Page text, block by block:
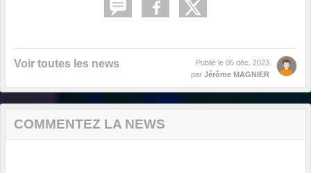
Voir toutes les news Publié le 05 déc. 2023
par Jérôme MAGNIER
COMMENTEZ LA NEWS